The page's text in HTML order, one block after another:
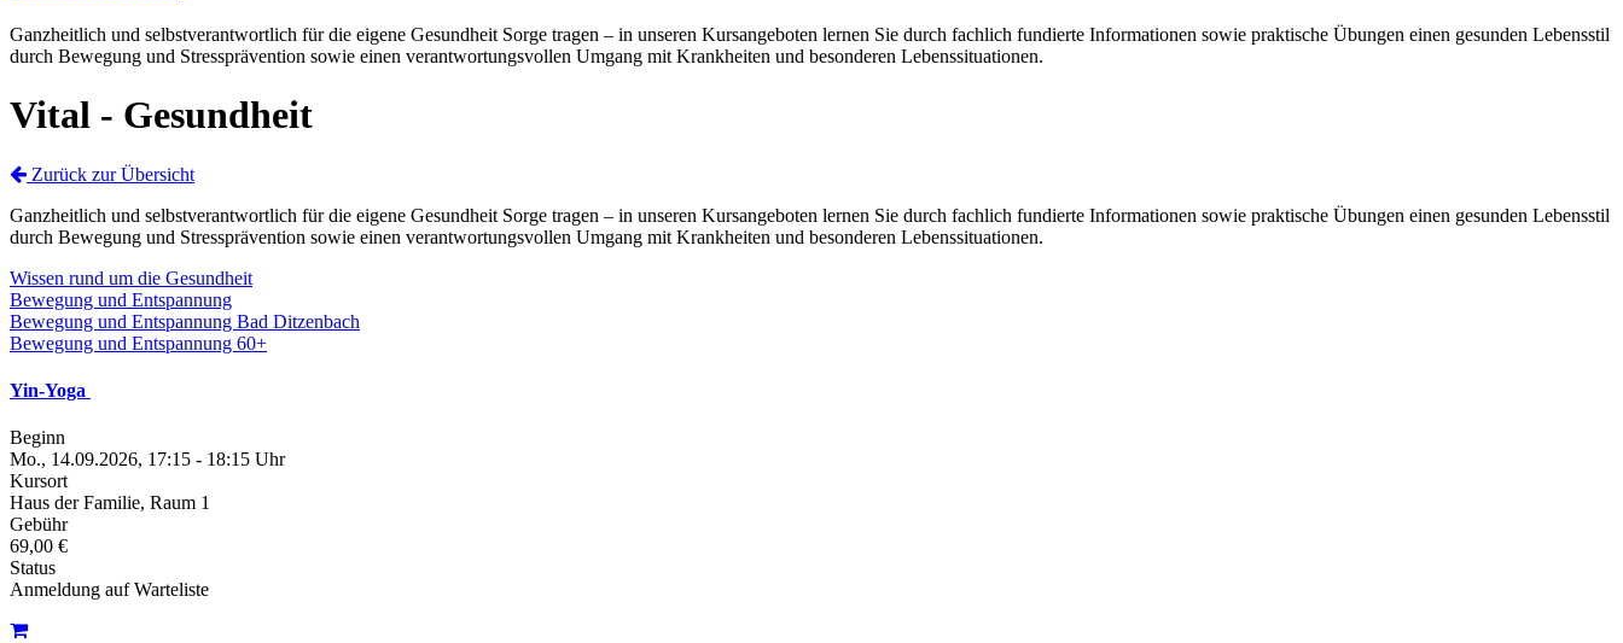
Ganzheitlich und selbstverantwortlich für die eigene Gesundheit Sorge tragen – in unseren Kursangeboten lernen Sie durch fachlich fundierte Informationen sowie praktische Übungen einen gesunden Lebensstil
durch Bewegung und Stressprävention sowie einen verantwortungsvollen Umgang mit Krankheiten und besonderen Lebenssituationen.
Vital - Gesundheit
Zurück zur Übersicht
Ganzheitlich und selbstverantwortlich für die eigene Gesundheit Sorge tragen – in unseren Kursangeboten lernen Sie durch fachlich fundierte Informationen sowie praktische Übungen einen gesunden Lebensstil
durch Bewegung und Stressprävention sowie einen verantwortungsvollen Umgang mit Krankheiten und besonderen Lebenssituationen.
Wissen rund um die Gesundheit
Bewegung und Entspannung
Bewegung und Entspannung Bad Ditzenbach
Bewegung und Entspannung 60+
Yin-Yoga
Beginn
Mo., 14.09.2026, 17:15 - 18:15 Uhr
Kursort
Haus der Familie, Raum 1
Gebühr
69,00 €
Status
Anmeldung auf Warteliste